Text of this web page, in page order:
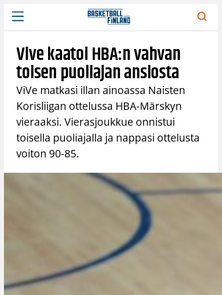
Siirry
sisältöön
Vive kaatoi HBA:n vahvan
toisen puoliajan ansiosta
ViVe matkasi illan ainoassa Naisten
Korisliigan ottelussa HBA-Märskyn
vieraaksi. Vierasjoukkue onnistui
toisella puoliajalla ja nappasi ottelusta
voiton 90-85.